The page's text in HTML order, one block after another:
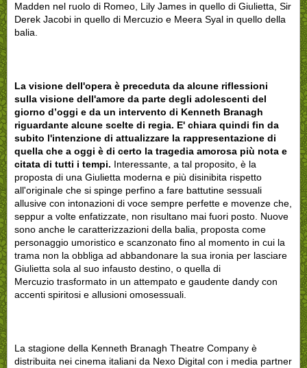
Madden nel ruolo di Romeo, Lily James in quello di Giulietta, Sir
Derek Jacobi in quello di Mercuzio e Meera Syal in quello della
balia.
La visione dell'opera è preceduta da alcune riflessioni
sulla visione dell'amore da parte degli adolescenti del
giorno d’oggi e da un intervento di Kenneth Branagh
riguardante alcune scelte di regia. E' chiara quindi fin da
subito l'intenzione di attualizzare la rappresentazione di
quella che a oggi è di certo la tragedia amorosa più nota e
citata di tutti i tempi. Interessante, a tal proposito, è la
proposta di una Giulietta moderna e più disinibita rispetto
all'originale che si spinge perfino a fare battutine sessuali
allusive con intonazioni di voce sempre perfette e movenze che,
seppur a volte enfatizzate, non risultano mai fuori posto. Nuove
sono anche le caratterizzazioni della balia, proposta come
personaggio umoristico e scanzonato fino al momento in cui la
trama non la obbliga ad abbandonare la sua ironia per lasciare
Giulietta sola al suo infausto destino, o quella di
Mercuzio trasformato in un attempato e gaudente dandy con
accenti spiritosi e allusioni omosessuali.
La stagione della Kenneth Branagh Theatre Company è
distribuita nei cinema italiani da Nexo Digital con i media partner